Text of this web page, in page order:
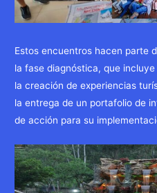
Estos encuentros hacen parte
la fase diagnóstica, que
la creación de experiencias
la entrega de un portafolio de
de acción para su